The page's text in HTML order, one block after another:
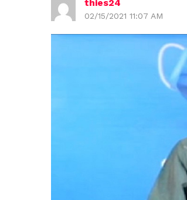
thies24
02/15/2021 11:07 AM